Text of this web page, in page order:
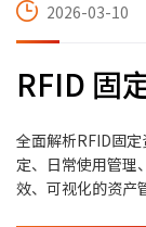
2026-03-10
RFID 固
全面解析RFID固
定、日常使用管理
效、可视化的资产